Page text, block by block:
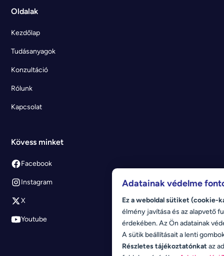
Oldalak
Kezdőlap
Tudásanyagok
Konzultáció
Rólunk
Kapcsolat
Kövess minket
Facebook
Instagram
X
Youtube
Adatainak védelme
Ez a weboldal sütiket (cookie-
élmény javítása és az alapvető
érdekében. Az Ön adatainak
A sütik beállításait a lenti
Részletes tájékoztatónkat az